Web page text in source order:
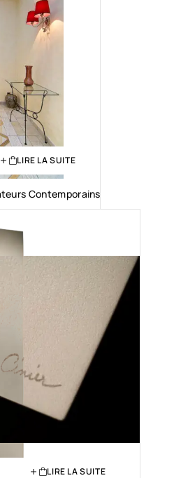
LIRE LA SUITE
Contemporains
LIRE LA SUITE